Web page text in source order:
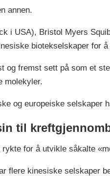
annen.
i USA), Bristol Myers
biotekselskaper for
og fremst sett på som et
molekyler.
og europeiske selskaper
til
for å utvikle såkalte
flere kinesiske selskaper